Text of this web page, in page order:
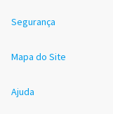
Segurança
Mapa do Site
Ajuda